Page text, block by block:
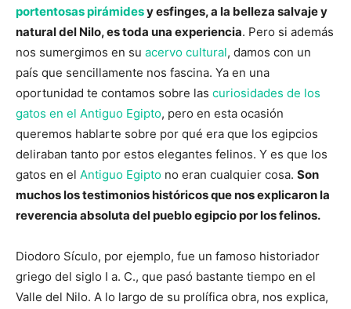
portentosas pirámidesy esfinges, a la belleza salvaje y
natural del Nilo, es toda una experiencia. Pero si además
nos sumergimos en su acervo cultural, damos con un
país que sencillamente nos fascina. Ya en una
oportunidad te contamos sobre las curiosidades de los
gatos en el Antiguo Egipto, pero en esta ocasión
queremos hablarte sobre por qué era que los egipcios
deliraban tanto por estos elegantes felinos. Y es que los
gatos en el Antiguo Egipto no eran cualquier cosa. Son
muchos los testimonios históricos que nos explicaron la
reverencia absoluta del pueblo egipcio por los felinos.
Diodoro Sículo, por ejemplo, fue un famoso historiador
griego del siglo I a. C., que pasó bastante tiempo en el
Valle del Nilo. A lo largo de su prolífica obra, nos explica,